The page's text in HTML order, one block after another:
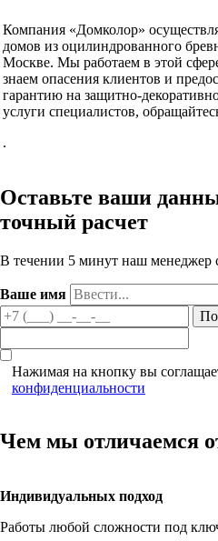
Компания «Домколор»
домов из оцилиндрованного
Москве. Мы работаем в этой
знаем опасения клиентов и
гарантию на защитно-
услуги специалистов,
.
Оставьте ваши
точный расчет
В течении 5 минут наш менеджер
Ваше имя
Нажимая на кнопку вы
конфиденциальности
Чем мы отличаемся
Индивидуальных подход
Работы любой сложности под